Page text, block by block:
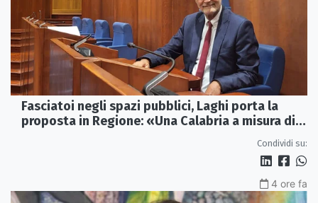
Fasciatoi negli spazi pubblici, Laghi porta la
proposta in Regione: «Una Calabria a misura di
Condividi su:
4 ore fa